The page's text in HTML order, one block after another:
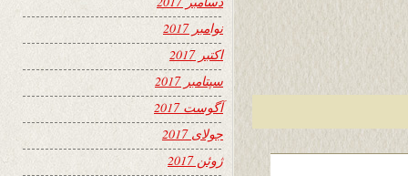
نوامبر 2017
اکتبر 2017
سپتامبر 2017
آگوست 2017
جولای 2017
ژوئن 2017